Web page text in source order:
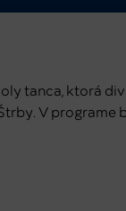
tanca, ktorá
V programe